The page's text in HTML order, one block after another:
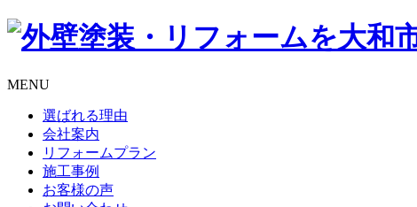
MENU
選ばれる理由
会社案内
リフォームプラン
施工事例
お客様の声